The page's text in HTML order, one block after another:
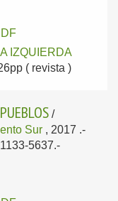
IZQUIERDA
( revista )
/
Sur , 2017 .-
5637.-